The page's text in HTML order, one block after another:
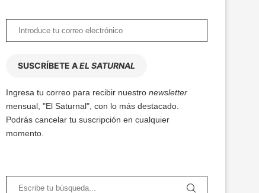
SUSCRÍBETE AEL SATURNAL
Ingresa tu correo para recibir nuestro newsletter
mensual, "El Saturnal", con lo más destacado.
Podrás cancelar tu suscripción en cualquier
momento.